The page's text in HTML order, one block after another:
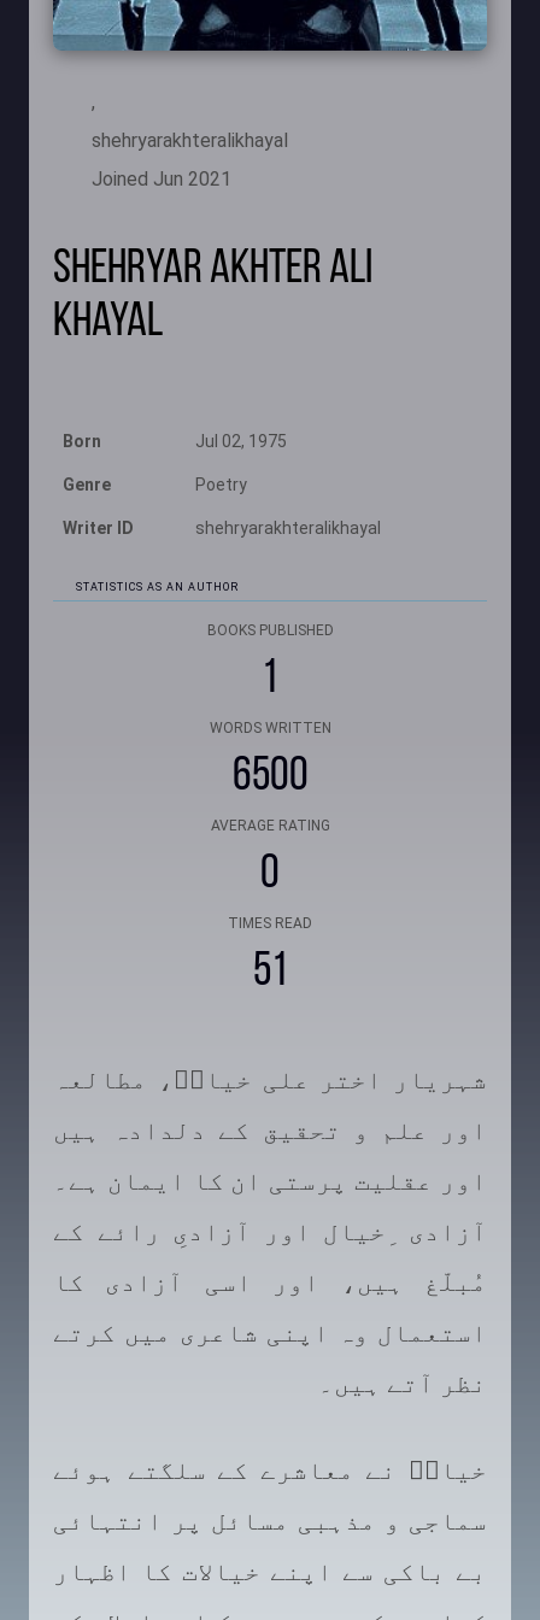
,
shehryarakhteralikhayal
Joined Jun 2021
Shehryar Akhter Ali
Khayal
Born Jul 02, 1975
Genre Poetry
Writer ID shehryarakhteralikhayal
STATISTICS AS AN AUTHOR
BOOKS PUBLISHED
1
WORDS WRITTEN
6500
AVERAGE RATING
0
TIMES READ
51
شہریار اختر علی خیالؔ، مطالعہ
اور علم و تحقیق کے دلدادہ ہیں
اور عقلیت پرستی ان کا ایمان ہے۔
آزادی ِخیال اور آزادیِ رائے کے
مُبلّغ ہیں، اور اسی آزادی کا
استعمال وہ اپنی شاعری میں کرتے
نظر آتے ہیں۔
خیالؔ نے معاشرے کے سلگتے ہوئے
سماجی و مذہبی مسائل پر انتہائی
بے باکی سے اپنے خیالات کا اظہار